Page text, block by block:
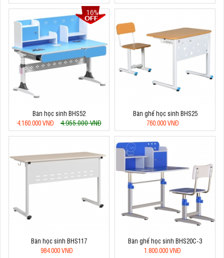
16%
Bàn học sinh BHS52
4.160.000 VNĐ
4.955.000 VNĐ
Bàn ghế học sinh BHS25
760.000 VNĐ
Bàn học sinh BHS117
984.000 VNĐ
Bàn ghế học sinh BHS20C-3
1.800.000 VNĐ